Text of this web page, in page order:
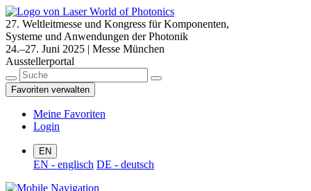
27. Weltleitmesse und Kongress für Komponenten,
Systeme und Anwendungen der Photonik
24.–27. Juni 2025 | Messe München
Ausstellerportal
Favoriten verwalten
Meine Favoriten
Login
EN
EN - englisch DE - deutsch